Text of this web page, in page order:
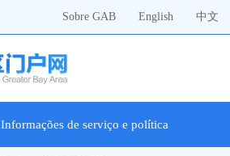
中文
English
Sobre GAB
Informações de serviço e política